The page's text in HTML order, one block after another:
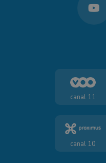
canal 11
canal 10